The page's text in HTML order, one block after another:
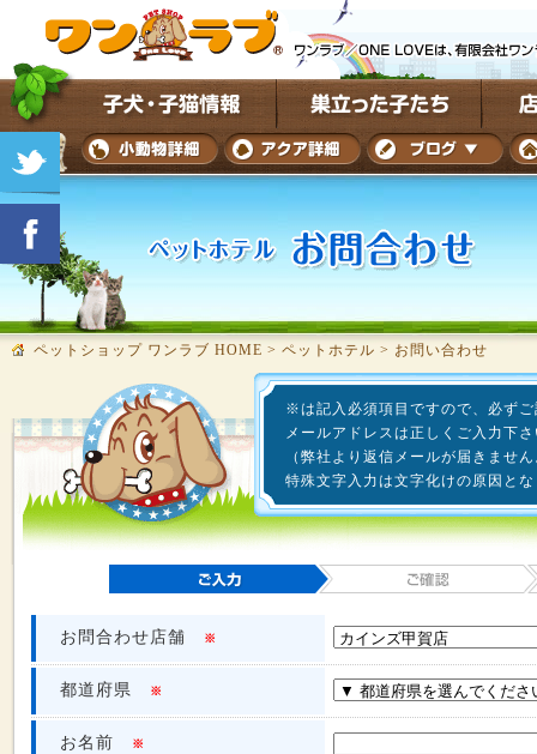
ペットショップ ワンラブ HOME > ペットホテル > お問い合わせ
※は記入必須項目ですので、必ず
メールアドレスは正しくご入力下
（弊社より返信メールが届きませ
特殊文字入力は文字化けの原因と
お問合わせ店舗 ※
都道府県 ※
お名前 ※